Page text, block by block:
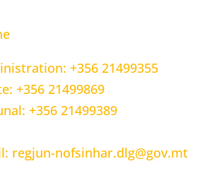
+356 21499355
+356 21499869
+356 21499389
regjun-nofsinhar.dlg@gov.mt